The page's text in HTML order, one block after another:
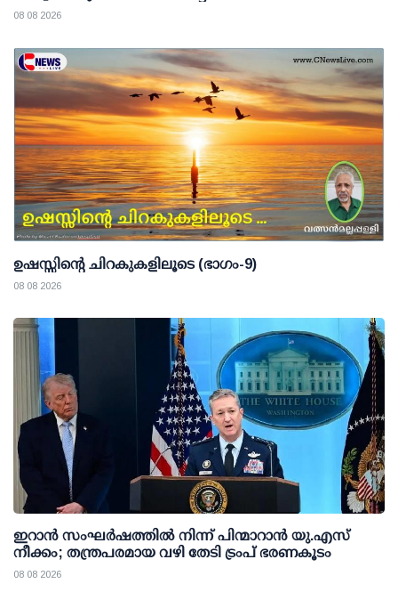
08 08 2026
ഉഷസ്സിന്റെ ചിറകുകളിലൂടെ (ഭാഗം-9)
08 08 2026
ഇറാന്‍ സംഘര്‍ഷത്തില്‍ നിന്ന് പിന്മാറാന്‍ യു.എസ്
നീക്കം; തന്ത്രപരമായ വഴി തേടി ട്രംപ് ഭരണകൂടം
08 08 2026